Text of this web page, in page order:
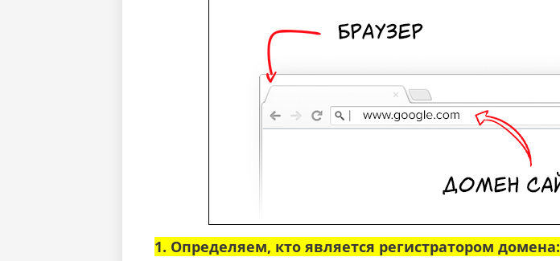
1. Определяем, кто является регистратором домена: